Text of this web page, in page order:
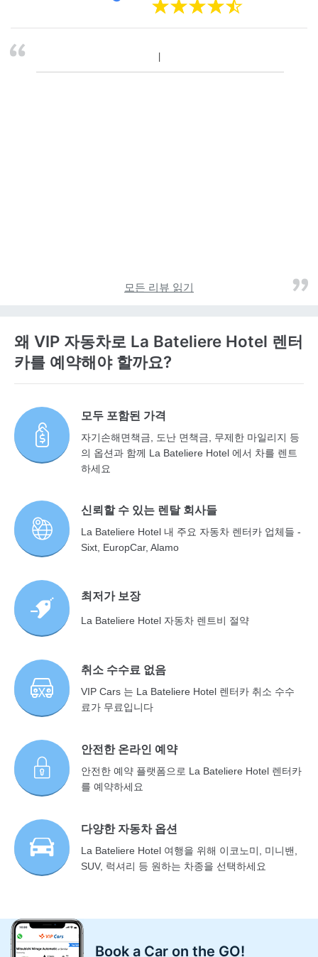
모든 리뷰 읽기
왜 VIP 자동차로 La Bateliere Hotel 렌터
카를 예약해야 할까요?
모두 포함된 가격
자기손해면책금, 도난 면책금, 무제한 마일리지 등
의 옵션과 함께 La Bateliere Hotel 에서 차를 렌트
하세요
신뢰할 수 있는 렌탈 회사들
La Bateliere Hotel 내 주요 자동차 렌터카 업체들 -
Sixt, EuropCar, Alamo
최저가 보장
La Bateliere Hotel 자동차 렌트비 절약
취소 수수료 없음
VIP Cars 는 La Bateliere Hotel 렌터카 취소 수수
료가 무료입니다
안전한 온라인 예약
안전한 예약 플랫폼으로 La Bateliere Hotel 렌터카
를 예약하세요
다양한 자동차 옵션
La Bateliere Hotel 여행을 위해 이코노미, 미니밴,
SUV, 럭셔리 등 원하는 차종을 선택하세요
Book a Car on the GO!